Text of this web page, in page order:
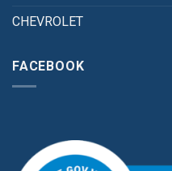
CHEVROLET
FACEBOOK